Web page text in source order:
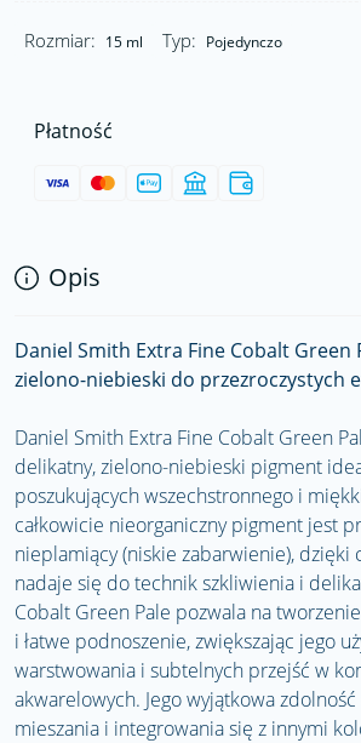
Rozmiar: 15 ml Typ: Pojedynczo
Płatność
Opis
Daniel Smith Extra Fine Cobalt Green
zielono-niebieski do przezroczystych
Daniel Smith Extra Fine Cobalt Green
delikatny, zielono-niebieski pigment
poszukujących wszechstronnego i
całkowicie nieorganiczny pigment jest
nieplamiący (niskie zabarwienie), dzięki
nadaje się do technik szkliwienia i
Cobalt Green Pale pozwala na
i łatwe podnoszenie, zwiększając jego
warstwowania i subtelnych przejść w
akwarelowych. Jego wyjątkowa zdolność
mieszania i integrowania się z innymi